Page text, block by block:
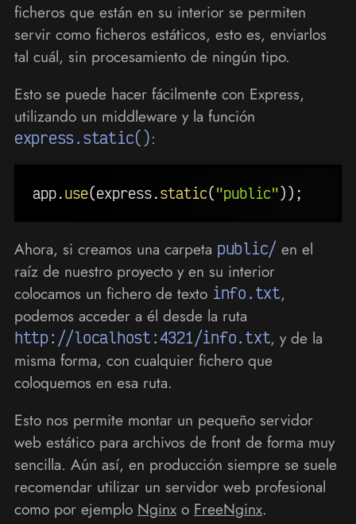
ficheros que están en su interior se permiten
servir como ficheros estáticos, esto es, enviarlos
tal cuál, sin procesamiento de ningún tipo.
Esto se puede hacer fácilmente con Express,
utilizando un middleware y la función
express.static():
app.use(express.static("public")) ;
Ahora, si creamos una carpeta public/ en el
raíz de nuestro proyecto y en su interior
colocamos un fichero de texto info.txt,
podemos acceder a él desde la ruta
http://localhost:4321/info.txt, y de la
misma forma, con cualquier fichero que
coloquemos en esa ruta.
Esto nos permite montar un pequeño servidor
web estático para archivos de front de forma muy
sencilla. Aún así, en producción siempre se suele
recomendar utilizar un servidor web profesional
como por ejemplo Nginxo FreeNginx.